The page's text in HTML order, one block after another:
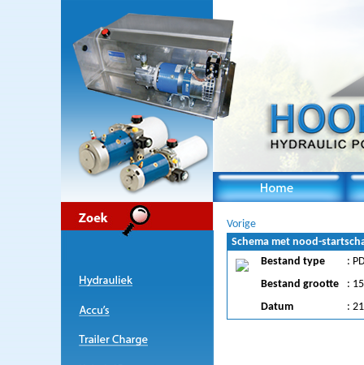
Vorige
Schema met nood-
Bestand type
:
Bestand grootte
:
Datum
: